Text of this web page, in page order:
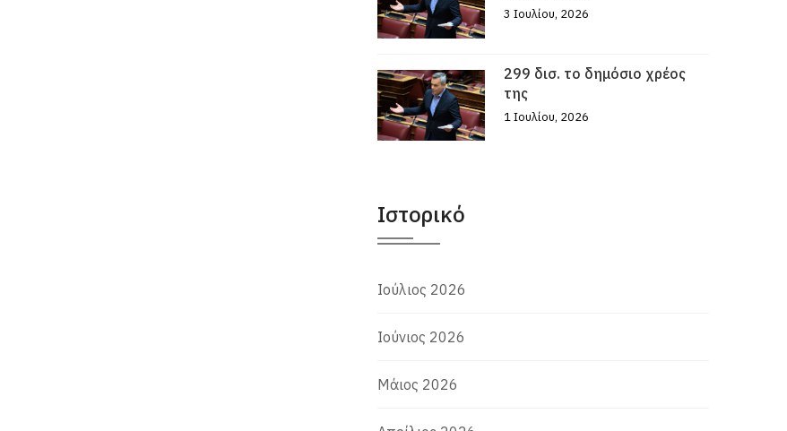
3 Ιουλίου, 2026
299 δισ. το δημόσιο χρέος
της
1 Ιουλίου, 2026
Ιστορικό
Ιούλιος 2026
Ιούνιος 2026
Μάιος 2026